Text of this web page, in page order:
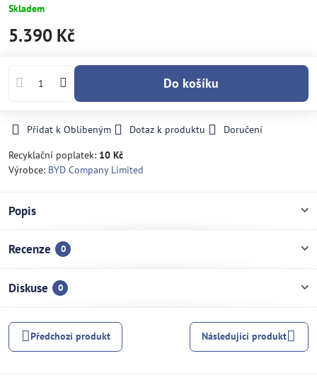
Skladem
5.390 Kč
Do košíku
Přidat k Oblíbeným Dotaz k produktu
Doručení
Recyklační poplatek: 10 Kč
Výrobce: BYD Company Limited
Popis
Recenze 0
Diskuse 0
Předchozí produkt Následující produkt